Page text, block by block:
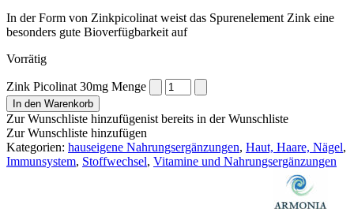
In der Form von Zinkpicolinat weist das Spurenelement Zink eine
besonders gute Bioverfügbarkeit auf
Vorrätig
Zink Picolinat 30mg Menge
In den Warenkorb
Zur Wunschliste hinzufügenist bereits in der Wunschliste
Zur Wunschliste hinzufügen
Kategorien: hauseigene Nahrungsergänzungen, Haut, Haare, Nägel,
Immunsystem, Stoffwechsel, Vitamine und Nahrungsergänzungen